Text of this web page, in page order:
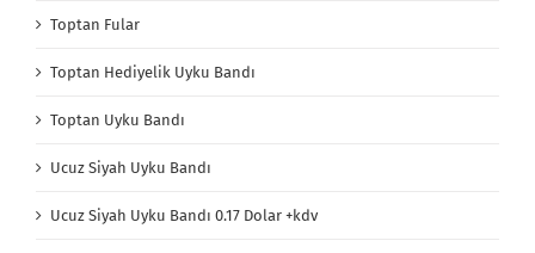
Toptan Fular
Toptan Hediyelik Uyku Bandı
Toptan Uyku Bandı
Ucuz Siyah Uyku Bandı
Ucuz Siyah Uyku Bandı 0.17 Dolar +kdv